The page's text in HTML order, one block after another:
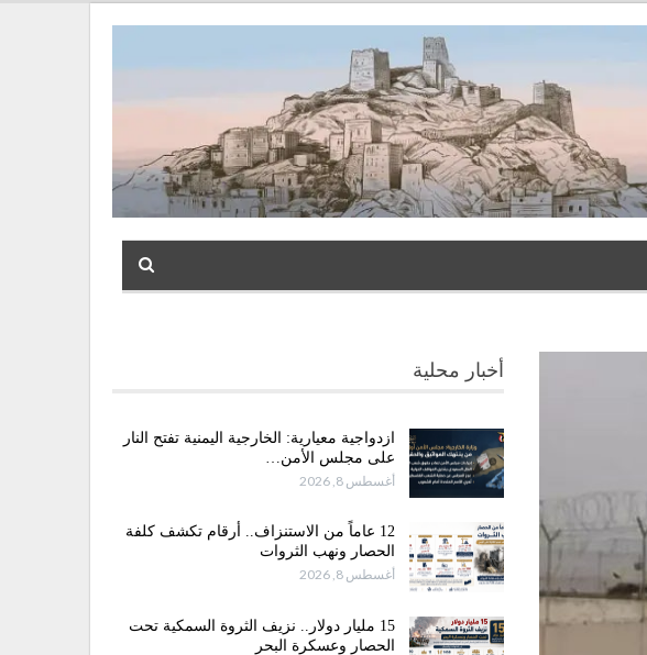
أخبار محلية
ازدواجية معيارية: الخارجية اليمنية تفتح النار
على مجلس الأمن…
أغسطس 8, 2026
12 عاماً من الاستنزاف.. أرقام تكشف كلفة
الحصار ونهب الثروات
أغسطس 8, 2026
15 مليار دولار.. نزيف الثروة السمكية تحت
الحصار وعسكرة البحر